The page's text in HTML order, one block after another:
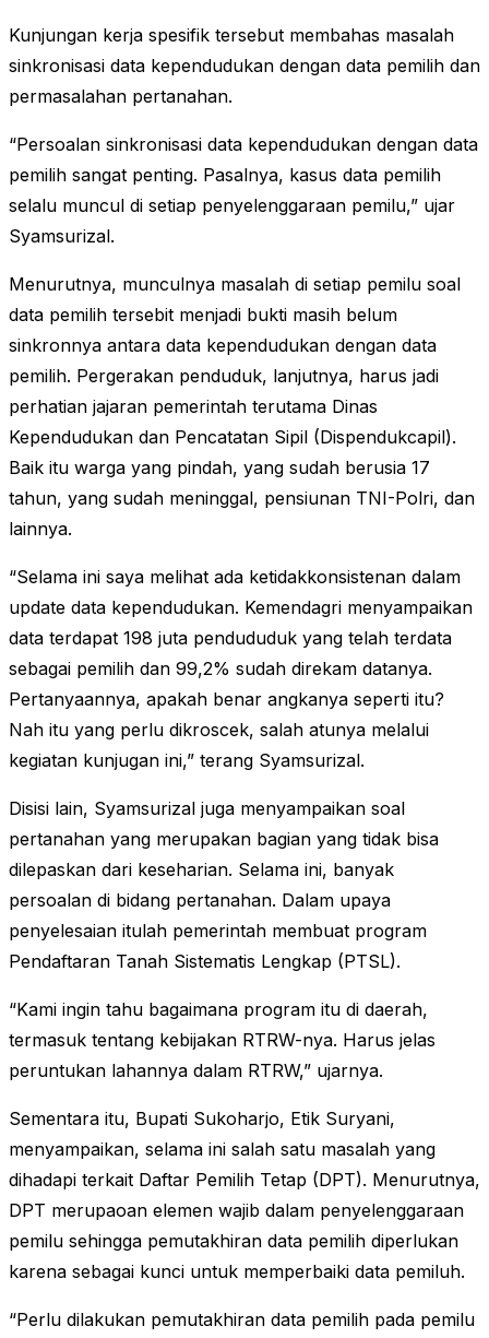
Kunjungan kerja spesifik tersebut membahas masalah
sinkronisasi data kependudukan dengan data pemilih dan
permasalahan pertanahan.
“Persoalan sinkronisasi data kependudukan dengan data
pemilih sangat penting. Pasalnya, kasus data pemilih
selalu muncul di setiap penyelenggaraan pemilu,” ujar
Syamsurizal.
Menurutnya, munculnya masalah di setiap pemilu soal
data pemilih tersebit menjadi bukti masih belum
sinkronnya antara data kependudukan dengan data
pemilih. Pergerakan penduduk, lanjutnya, harus jadi
perhatian jajaran pemerintah terutama Dinas
Kependudukan dan Pencatatan Sipil (Dispendukcapil).
Baik itu warga yang pindah, yang sudah berusia 17
tahun, yang sudah meninggal, pensiunan TNI-Polri, dan
lainnya.
“Selama ini saya melihat ada ketidakkonsistenan dalam
update data kependudukan. Kemendagri menyampaikan
data terdapat 198 juta pendududuk yang telah terdata
sebagai pemilih dan 99,2% sudah direkam datanya.
Pertanyaannya, apakah benar angkanya seperti itu?
Nah itu yang perlu dikroscek, salah atunya melalui
kegiatan kunjugan ini,” terang Syamsurizal.
Disisi lain, Syamsurizal juga menyampaikan soal
pertanahan yang merupakan bagian yang tidak bisa
dilepaskan dari keseharian. Selama ini, banyak
persoalan di bidang pertanahan. Dalam upaya
penyelesaian itulah pemerintah membuat program
Pendaftaran Tanah Sistematis Lengkap (PTSL).
“Kami ingin tahu bagaimana program itu di daerah,
termasuk tentang kebijakan RTRW-nya. Harus jelas
peruntukan lahannya dalam RTRW,” ujarnya.
Sementara itu, Bupati Sukoharjo, Etik Suryani,
menyampaikan, selama ini salah satu masalah yang
dihadapi terkait Daftar Pemilih Tetap (DPT). Menurutnya,
DPT merupaoan elemen wajib dalam penyelenggaraan
pemilu sehingga pemutakhiran data pemilih diperlukan
karena sebagai kunci untuk memperbaiki data pemiluh.
“Perlu dilakukan pemutakhiran data pemilih pada pemilu